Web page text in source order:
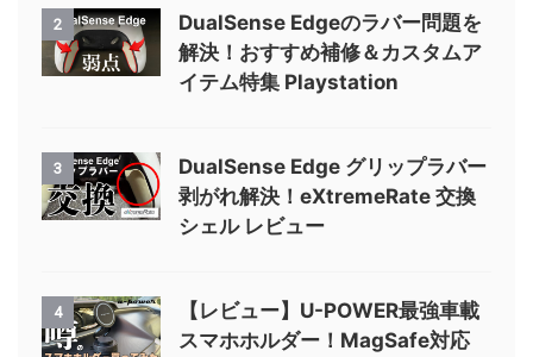
2
DualSense Edgeのラバー問題を
解決！おすすめ補修＆カスタムア
イテム特集 Playstation
3
DualSense Edge グリップラバー
剥がれ解決！eXtremeRate 交換
シェル レビュー
4
【レビュー】U-POWER最強車載
スマホホルダー！MagSafe対応